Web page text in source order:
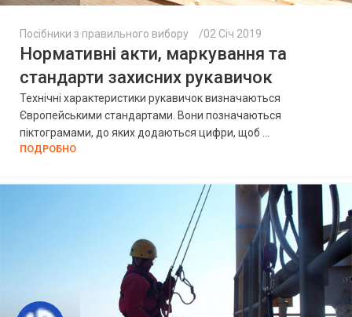
Посібники з правильного вибору 02 Січ 2019
Нормативні акти, маркування та
стандарти захисних рукавичок
Технічні характеристики рукавичок визначаються
Європейськими стандартами. Вони позначаються
піктограмами, до яких додаються цифри, щоб ...
ПОДРОБНО